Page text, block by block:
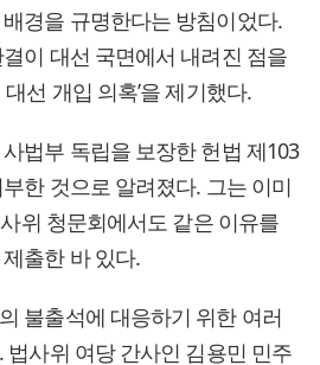
경을 규명한다는 방침이었다.
이 대선 국면에서 내려진 점을
선 개입 의혹’을 제기했다.
법부 독립을 보장한 헌법 제103
한 것으로 알려졌다. 그는 이미
위 청문회에서도 같은 이유를
출한 바 있다.
불출석에 대응하기 위한 여러
법사위 여당 간사인 김용민 민주